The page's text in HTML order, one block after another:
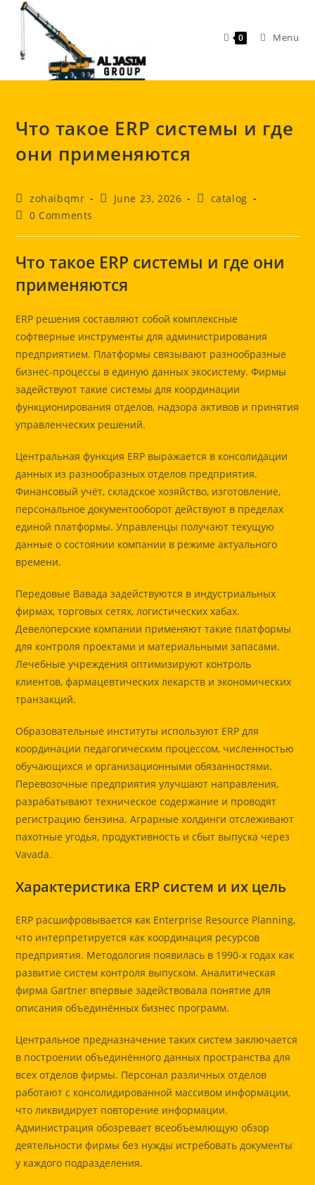
0 Menu
Что такое ERP системы и где
они применяются
Post
author:
zohaibqmr
PostJune 23, 2026
Postcatalog
Post0 Comments
Что такое ERP системы и где они
применяются
ERP решения составляют собой комплексные
софтверные инструменты для администрирования
предприятием. Платформы связывают разнообразные
бизнес-процессы в единую данных экосистему. Фирмы
задействуют такие системы для координации
функционирования отделов, надзора активов и принятия
управленческих решений.
Центральная функция ERP выражается в консолидации
данных из разнообразных отделов предприятия.
Финансовый учёт, складское хозяйство, изготовление,
персональное документооборот действуют в пределах
единой платформы. Управленцы получают текущую
данные о состоянии компании в режиме актуального
времени.
Передовые Вавада задействуются в индустриальных
фирмах, торговых сетях, логистических хабах.
Девелоперские компании применяют такие платформы
для контроля проектами и материальными запасами.
Лечебные учреждения оптимизируют контроль
клиентов, фармацевтических лекарств и экономических
транзакций.
Образовательные институты используют ERP для
координации педагогическим процессом, численностью
обучающихся и организационными обязанностями.
Перевозочные предприятия улучшают направления,
разрабатывают техническое содержание и проводят
регистрацию бензина. Аграрные холдинги отслеживают
пахотные угодья, продуктивность и сбыт выпуска через
Vavada.
Характеристика ERP систем и их цель
ERP расшифровывается как Enterprise Resource Planning,
что интерпретируется как координация ресурсов
предприятия. Методология появилась в 1990-х годах как
развитие систем контроля выпуском. Аналитическая
фирма Gartner впервые задействовала понятие для
описания объединённых бизнес программ.
Центральное предназначение таких систем заключается
в построении объединённого данных пространства для
всех отделов фирмы. Персонал различных отделов
работают с консолидированной массивом информации,
что ликвидирует повторение информации.
Администрация обозревает всеобъемлющую обзор
деятельности фирмы без нужды истребовать документы
у каждого подразделения.